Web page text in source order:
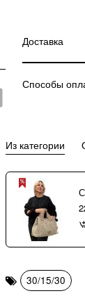
Email
Доставка
Способы
Из категории
30/15/30